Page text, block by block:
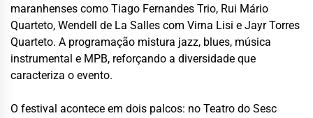
maranhenses como Tiago Fernandes Trio, Rui Mário
Quarteto, Wendell de La Salles com Virna Lisi e Jayr Torres
Quarteto. A programação mistura jazz, blues, música
instrumental e MPB, reforçando a diversidade que
caracteriza o evento.
O festival acontece em dois palcos: no Teatro do Sesc